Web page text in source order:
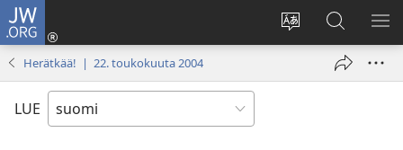
JW.ORG
Vaihda
sivuston
Kirjaudu
(avaa
Hae
JW.ORG-
sivustolta
Herätkää! | 22. toukokuuta 2004
LUE